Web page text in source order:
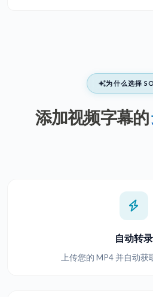
为什么选择
添加视频字幕的
自动转录
上传您的 MP4 并自动获